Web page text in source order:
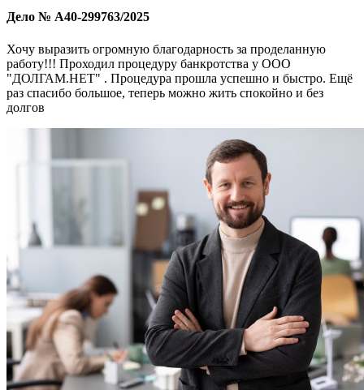
Дело № А40-299763/2025
Хочу выразить огромную благодарность за проделанную
работу!!! Проходил процедуру банкротства у ООО
"ДОЛГАМ.НЕТ" . Процедура прошла успешно и быстро. Ещё
раз спасибо большое, теперь можно жить спокойно и без
долгов